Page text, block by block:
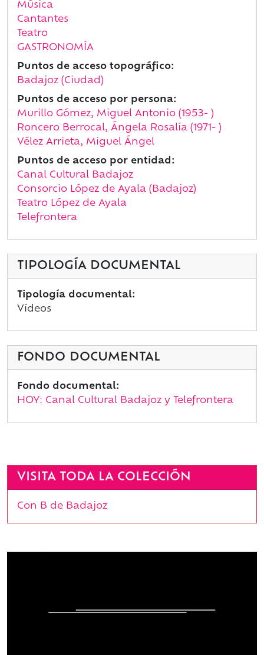
Música
Cantantes
Teatro
GASTRONOMÍA
Puntos de acceso topográfico:
Badajoz (Ciudad)
Puntos de acceso por persona:
Murillo Gómez, Miguel Antonio (1953- )
Roncero Berrocal, Ángela Rosalía (1971- )
Vélez Arrieta, Miguel Ángel
Puntos de acceso por entidad:
Canal Cultural Badajoz
Consorcio López de Ayala (Badajoz)
Teatro López de Ayala
Telefrontera
TIPOLOGÍA DOCUMENTAL
Tipología documental:
Vídeos
FONDO DOCUMENTAL
Fondo documental:
HOY: Canal Cultural Badajoz y Telefrontera
VISITA TODA LA COLECCIÓN
Con B de Badajoz